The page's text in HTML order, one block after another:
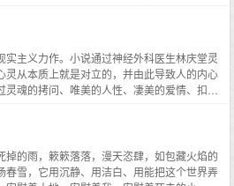
什么发展观立市的博弈，深入探讨了科学发
、社保基金腐败案、皇县矿官商勾结、琼水
生动叙述了省市县三级领导干部在构建和谐
色中将官场、商场、情场的欲望和情感书写得
主义力作。小说通过神经外科医生林庆堂灵
灵从本质上就是对立的，并由此导致人的内心
魂的拷问、唯美的人性、凄美的爱情、扣人
死搏斗，结果还是要祈求上苍，赐我们一把
扉，女人的心扉打开了，男人的温存却永远
在人的精神深处，王晓方一直试图通过小说
实验。毫无疑问，透过这部作品的艺术震
的雨，簌簌落落，漫天恣肆，如包藏火焰的
春雪，它用沉静、用洁白、用能把这个世界弄